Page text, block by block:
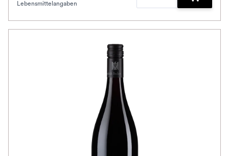
Lebensmittelangaben
Zum